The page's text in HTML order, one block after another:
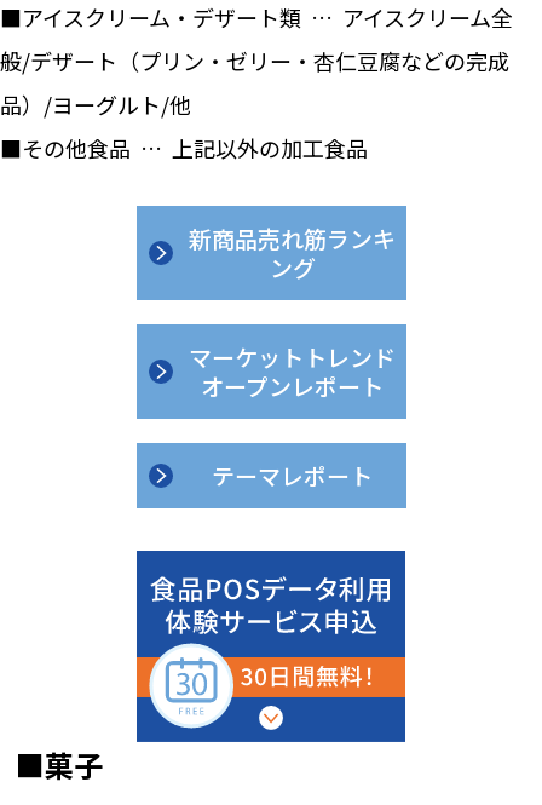
■アイスクリーム・デザート類 … アイスクリーム全
般/デザート（プリン・ゼリー・杏仁豆腐などの完成
品）/ヨーグルト/他
■その他食品 … 上記以外の加工食品
新商品売れ筋ランキ
ング
マーケットトレンド
オープンレポート
テーマレポート
■菓子